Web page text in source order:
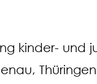
kinder-